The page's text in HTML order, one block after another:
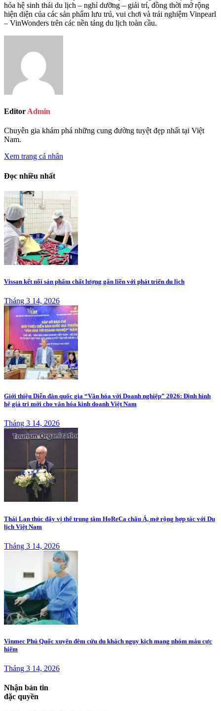
hóa hệ sinh thái du lịch – nghỉ dưỡng – giải trí, đồng thời mở rộng
hiện diện của các sản phẩm lưu trú, vui chơi và trải nghiệm Vinpearl
– VinWonders trên các nền tảng du lịch toàn cầu.
Editor Admin
Chuyên gia khám phá những cung đường tuyệt đẹp nhất tại Việt
Nam.
Xem trang cá nhân
Đọc nhiều nhất
Vissan kết nối sản phẩm chất lượng gắn liền với phát triển du lịch
Tháng 3 14, 2026
Giới thiệu Diễn đàn quốc gia “Văn hóa với Doanh nghiệp” 2026: Định hình
hệ giá trị mới cho văn hóa kinh doanh Việt Nam
Tháng 3 14, 2026
Thái Lan thúc đẩy vị thế trung tâm HoReCa châu Á, mở rộng hợp tác với Du
lịch Việt Nam
Tháng 3 14, 2026
Vinmec Phú Quốc xuyên đêm cứu du khách nguy kịch mang nhóm máu cực
hiếm
Tháng 3 14, 2026
Nhận bản tin
đặc quyền